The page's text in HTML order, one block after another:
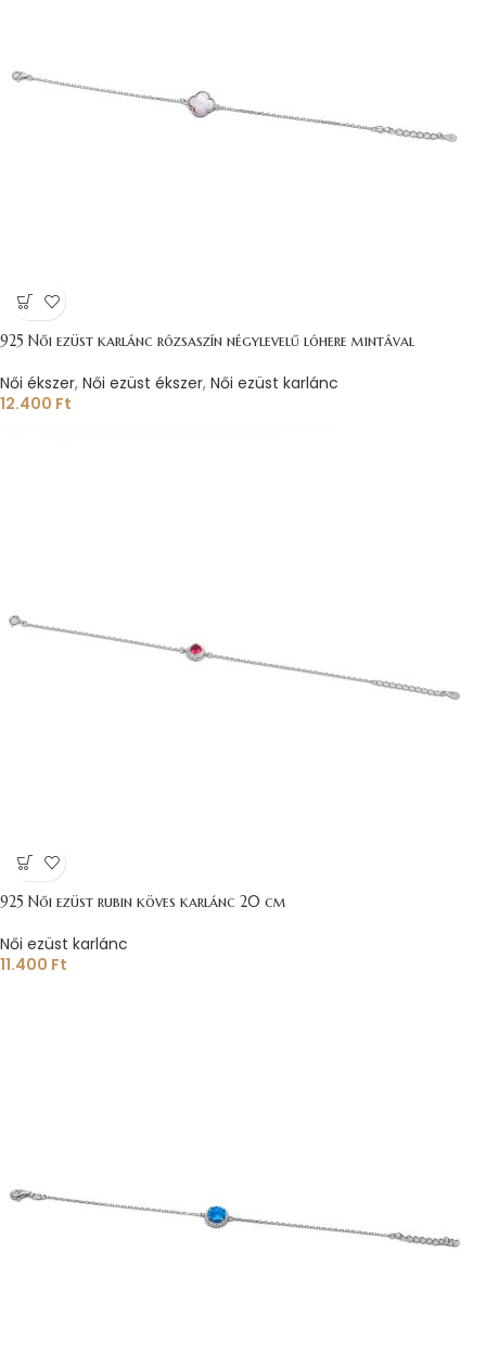
925 Női ezüst karlánc rózsaszín négylevelű lóhere mintával
Női ékszer, Női ezüst ékszer, Női ezüst karlánc
12.400 Ft
925 Női ezüst rubin köves karlánc 20 cm
Női ezüst karlánc
11.400 Ft